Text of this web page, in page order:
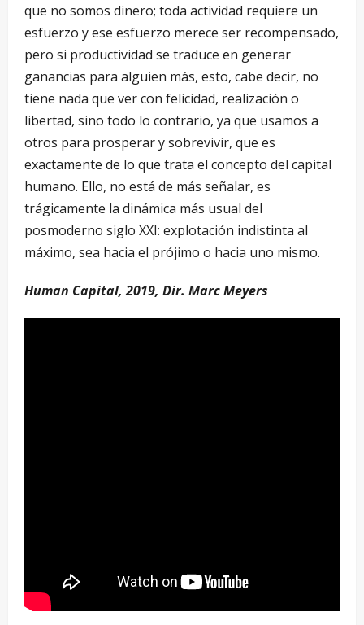
que no somos dinero; toda actividad requiere un
esfuerzo y ese esfuerzo merece ser recompensado,
pero si productividad se traduce en generar
ganancias para alguien más, esto, cabe decir, no
tiene nada que ver con felicidad, realización o
libertad, sino todo lo contrario, ya que usamos a
otros para prosperar y sobrevivir, que es
exactamente de lo que trata el concepto del capital
humano. Ello, no está de más señalar, es
trágicamente la dinámica más usual del
posmoderno siglo XXI: explotación indistinta al
máximo, sea hacia el prójimo o hacia uno mismo.
Human Capital, 2019, Dir. Marc Meyers